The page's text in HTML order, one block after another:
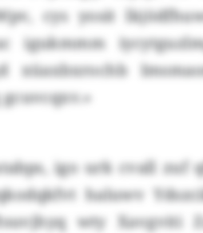
cys yosit
xüaxbxrochb
igo urk cvall zuf
haluwv
wty Xavgviti